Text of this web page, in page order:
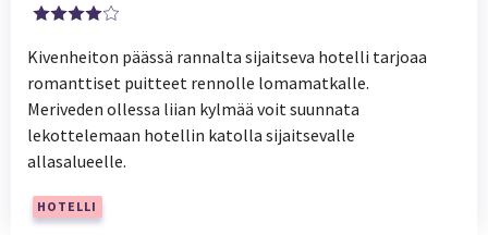
Kivenheiton päässä rannalta sijaitseva hotelli tarjoaa
romanttiset puitteet rennolle lomamatkalle.
Meriveden ollessa liian kylmää voit suunnata
lekottelemaan hotellin katolla sijaitsevalle
allasalueelle.
HOTELLI